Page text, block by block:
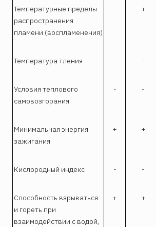
Температурные пределы
распространения
пламени (воспламенения)
- +
Температура тления - -
Условия теплового
самовозгорания
- -
Минимальная энергия
зажигания
+ +
Кислородный индекс - -
Способность взрываться
и гореть при
взаимодействии с водой,
+ +